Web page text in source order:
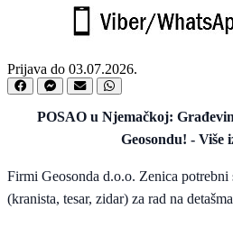
Prijava do 03.07.2026.
POSAO u Njemačkoj:
Geosondu! - Više
Firmi Geosonda d.o.o. Zenica
(kranista, tesar, zidar) za rad na deta